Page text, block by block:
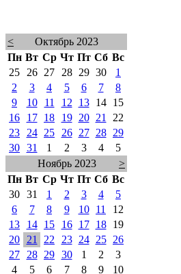
<
Октябрь 2023
Пн Вт Ср Чт Пт Сб Вс
25
26 27 28 29 30
1
2
3 4 5 6 7
8
9
10 11 12 13 14
15
16
17 18 19 20 21
22
23
24 25 26 27 28
29
30 31 1 2 3 4
5
Ноябрь 2023
>
Пн Вт Ср Чт Пт Сб Вс
30 31 1 2 3 4
5
6
7 8 9 10 11
12
13
14 15 16 17 18
19
20
21 22 23 24 25
26
27
28 29 30 1 2
3
4
5 6 7 8 9 10